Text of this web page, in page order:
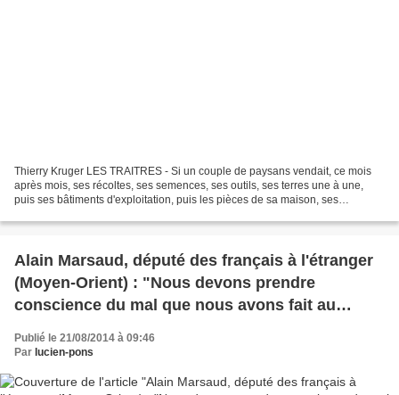
Thierry Kruger LES TRAITRES - Si un couple de paysans vendait, ce mois
après mois, ses récoltes, ses semences, ses outils, ses terres une à une,
puis ses bâtiments d'exploitation, puis les pièces de sa maison, ses
Alain Marsaud, député des français à l'étranger
(Moyen-Orient) : "Nous devons prendre
conscience du mal que nous avons fait au
Proche-Orient".
Publié le 21/08/2014 à 09:46
Par lucien-pons